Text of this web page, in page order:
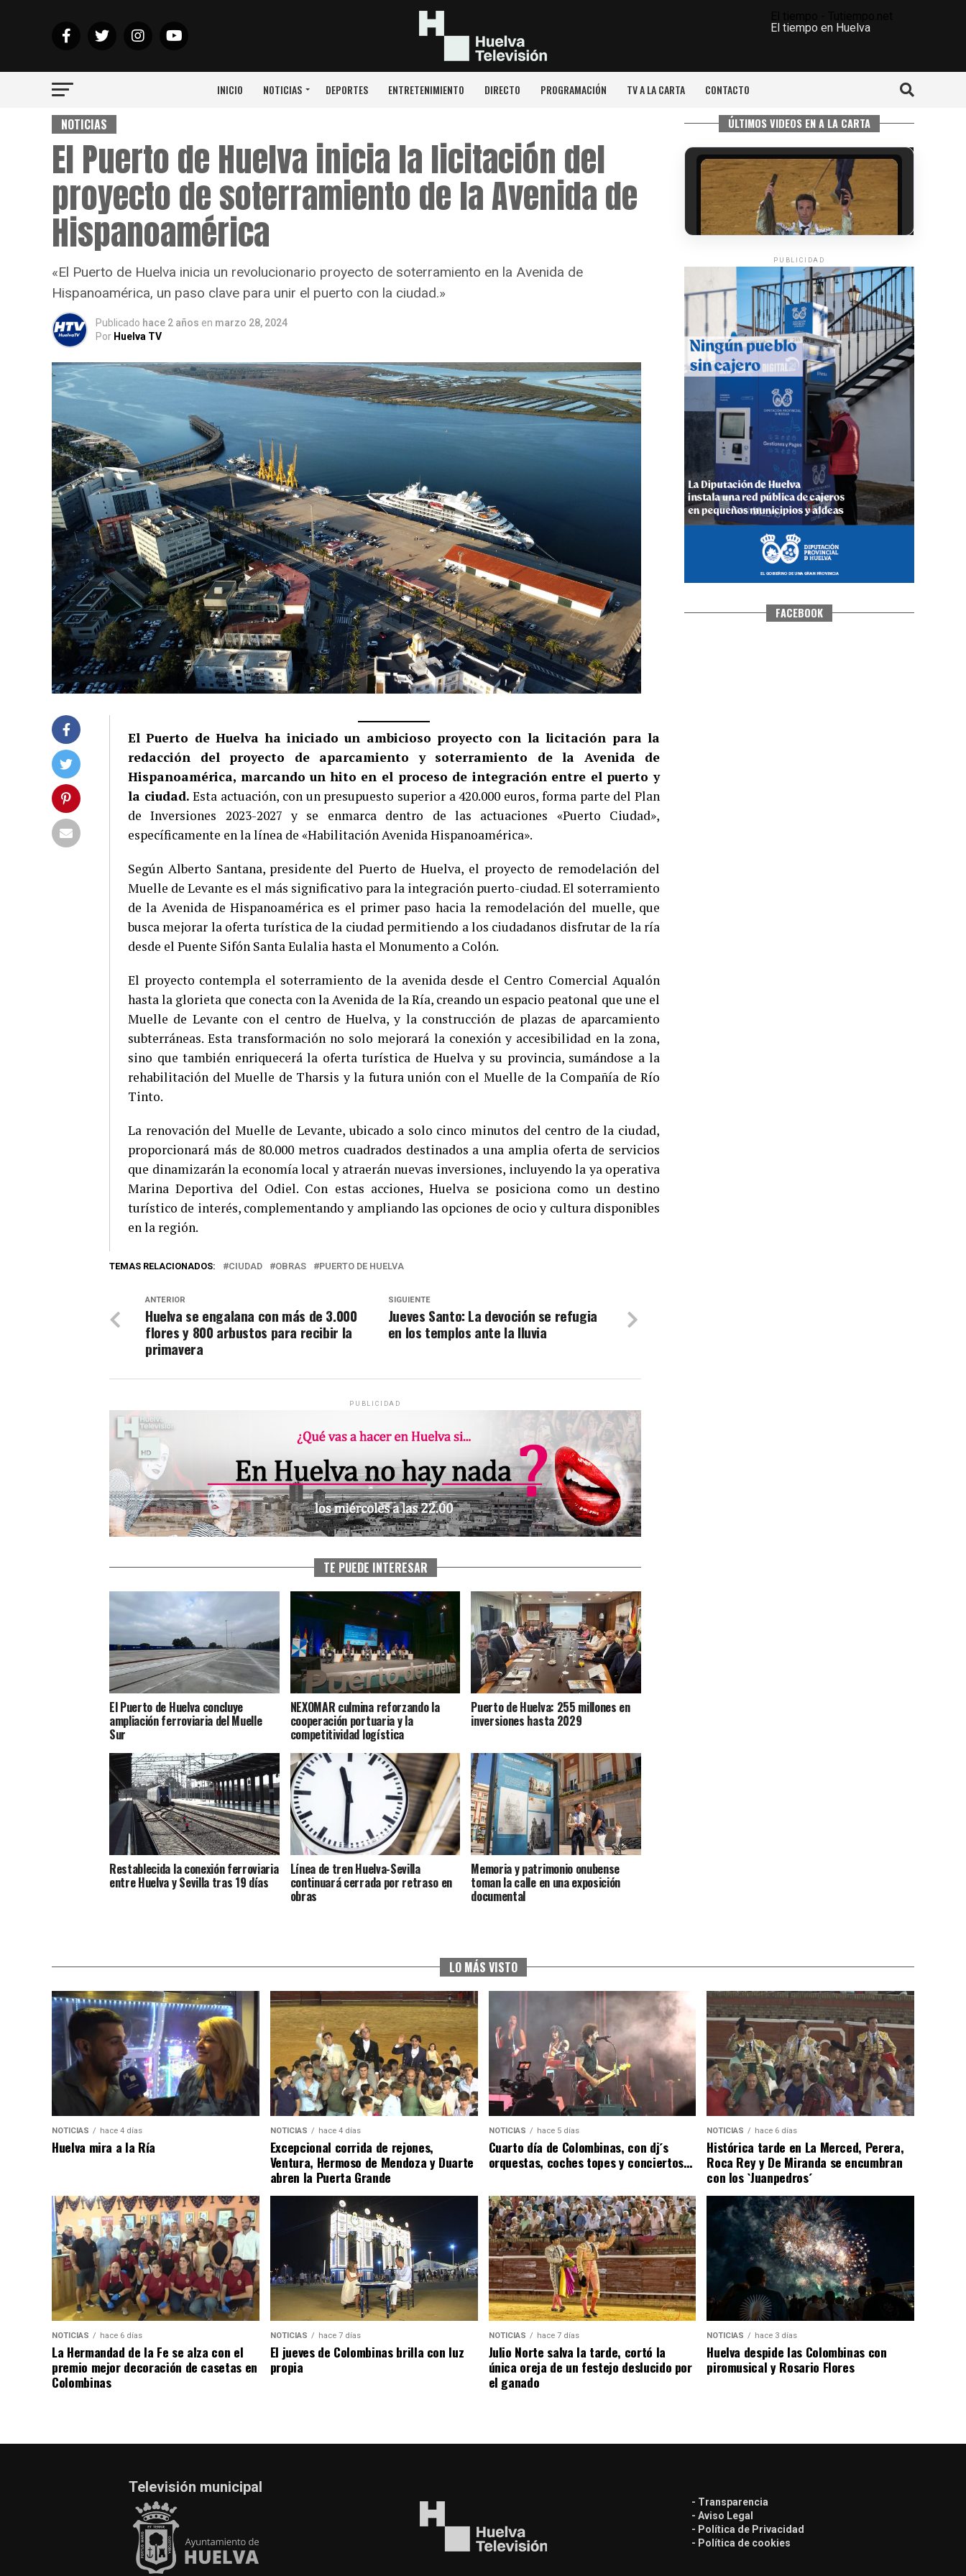
El tiempo en Huelva
INICIO NOTICIAS DEPORTES ENTRETENIMIENTO DIRECTO PROGRAMACIÓN TV A LA CARTA CONTACTO
NOTICIAS
El Puerto de Huelva inicia la licitación del
proyecto de soterramiento de la Avenida de
Hispanoamérica
«El Puerto de Huelva inicia un revolucionario proyecto de soterramiento en la Avenida de
Hispanoamérica, un paso clave para unir el puerto con la ciudad.»
Publicado hace 2 años en marzo 28, 2024
Por Huelva TV
El Puerto de Huelva ha iniciado un ambicioso proyecto con la licitación para la
redacción del proyecto de aparcamiento y soterramiento de la Avenida de
Hispanoamérica, marcando un hito en el proceso de integración entre el puerto y
la ciudad. Esta actuación, con un presupuesto superior a 420.000 euros, forma parte del Plan
de Inversiones 2023-2027 y se enmarca dentro de las actuaciones «Puerto Ciudad»,
específicamente en la línea de «Habilitación Avenida Hispanoamérica».
Según Alberto Santana, presidente del Puerto de Huelva, el proyecto de remodelación del
Muelle de Levante es el más significativo para la integración puerto-ciudad. El soterramiento
de la Avenida de Hispanoamérica es el primer paso hacia la remodelación del muelle, que
busca mejorar la oferta turística de la ciudad permitiendo a los ciudadanos disfrutar de la ría
desde el Puente Sifón Santa Eulalia hasta el Monumento a Colón.
El proyecto contempla el soterramiento de la avenida desde el Centro Comercial Aqualón
hasta la glorieta que conecta con la Avenida de la Ría, creando un espacio peatonal que une el
Muelle de Levante con el centro de Huelva, y la construcción de plazas de aparcamiento
subterráneas. Esta transformación no solo mejorará la conexión y accesibilidad en la zona,
sino que también enriquecerá la oferta turística de Huelva y su provincia, sumándose a la
rehabilitación del Muelle de Tharsis y la futura unión con el Muelle de la Compañía de Río
Tinto.
La renovación del Muelle de Levante, ubicado a solo cinco minutos del centro de la ciudad,
proporcionará más de 80.000 metros cuadrados destinados a una amplia oferta de servicios
que dinamizarán la economía local y atraerán nuevas inversiones, incluyendo la ya operativa
Marina Deportiva del Odiel. Con estas acciones, Huelva se posiciona como un destino
turístico de interés, complementando y ampliando las opciones de ocio y cultura disponibles
en la región.
TEMAS RELACIONADOS: CIUDAD OBRAS PUERTO DE HUELVA
SIGUIENTE
Jueves Santo: La devoción se refugia
en los templos ante la lluvia
ANTERIOR
Huelva se engalana con más de 3.000
flores y 800 arbustos para recibir la
primavera
PUBLICIDAD
TE PUEDE INTERESAR
El Puerto de Huelva concluye
ampliación ferroviaria del Muelle
Sur
NEXOMAR culmina reforzando la
cooperación portuaria y la
competitividad logística
Puerto de Huelva: 255 millones en
inversiones hasta 2029
Restablecida la conexión ferroviaria
entre Huelva y Sevilla tras 19 días
Línea de tren Huelva-Sevilla
continuará cerrada por retraso en
obras
Memoria y patrimonio onubense
toman la calle en una exposición
documental
ÚLTIMOS VIDEOS EN A LA CARTA
6º DÍA DE LAS FIESTAS COLOMBINAS
2026
·Huelvatv
QUINTA CORRIDA DE LAS FIESTAS
COLOMBINAS 2026
hace 4 días· Huelvatv
PUBLICIDAD
FACEBOOK
LO MÁS VISTO
NOTICIAS hace 4 días
Huelva mira a la Ría
NOTICIAS hace 4 días
Excepcional corrida de rejones,
Ventura, Hermoso de Mendoza y Duarte
abren la Puerta Grande
NOTICIAS hace 5 días
Cuarto día de Colombinas, con dj´s
orquestas, coches topes y conciertos…
NOTICIAS hace 6 días
Histórica tarde en La Merced, Perera,
Roca Rey y De Miranda se encumbran
con los `Juanpedros´
NOTICIAS hace 6 días
La Hermandad de la Fe se alza con el
premio mejor decoración de casetas en
Colombinas
NOTICIAS hace 7 días
El jueves de Colombinas brilla con luz
propia
NOTICIAS hace 7 días
Julio Norte salva la tarde, cortó la
única oreja de un festejo deslucido por
el ganado
NOTICIAS hace 3 días
Huelva despide las Colombinas con
piromusical y Rosario Flores
Televisión municipal
- Transparencia
- Aviso Legal
- Política de Privacidad
- Política de cookies